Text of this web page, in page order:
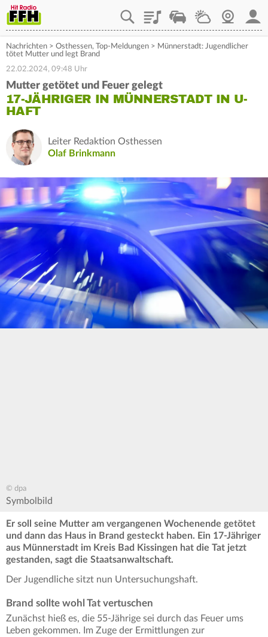
PlaylistStaupilotWetterWebcam
Nachrichten > Osthessen, Top-Meldungen > Münnerstadt: Jugendlicher
tötet Mutter und legt Brand
22.02.2024, 09:48 Uhr
Mutter getötet und Feuer gelegt
17-JÄHRIGER IN MÜNNERSTADT IN U-
HAFT
Leiter Redaktion Osthessen
Olaf Brinkmann
© dpa
Symbolbild
Er soll seine Mutter am vergangenen Wochenende getötet
und dann das Haus in Brand gesteckt haben. Ein 17-Jähriger
aus Münnerstadt im Kreis Bad Kissingen hat die Tat jetzt
gestanden, sagt die Staatsanwaltschaft.
Der Jugendliche sitzt nun Untersuchungshaft.
Brand sollte wohl Tat vertuschen
Zunächst hieß es, die 55-Jährige sei durch das Feuer ums
Leben gekommen. Im Zuge der Ermittlungen zur